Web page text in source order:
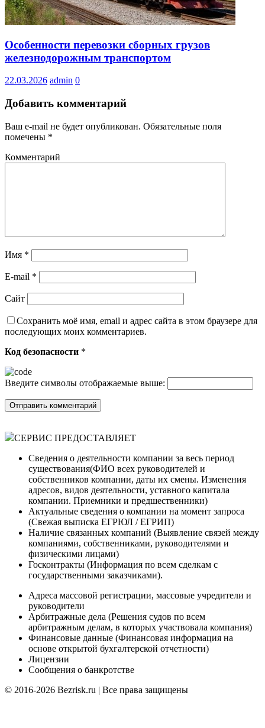
Особенности перевозки сборных грузов
железнодорожным транспортом
22.03.2026 admin 0
Добавить комментарий
Ваш e-mail не будет опубликован. Обязательные поля
помечены *
Комментарий
Имя *
E-mail *
Сайт
Сохранить моё имя, email и адрес сайта в этом браузере для
последующих моих комментариев.
Код безопасности *
Введите символы отображаемые выше:
СЕРВИС ПРЕДОСТАВЛЯЕТ
Сведения о деятельности компании за весь период
существования(ФИО всех руководителей и
собственников компании, даты их смены. Изменения
адресов, видов деятельности, уставного капитала
компании. Приемники и предшественники)
Актуальные сведения о компании на момент запроса
(Cвежая выписка ЕГРЮЛ / ЕГРИП)
Наличие связанных компаний (Выявление связей между
компаниями, собственниками, руководителями и
физическими лицами)
Госконтракты (Информация по всем сделкам с
государственными заказчиками).
Адреса массовой регистрации, массовые учредители и
руководители
Арбитражные дела (Решения судов по всем
арбитражным делам, в которых участвовала компания)
Финансовые данные (Финансовая информация на
основе открытой бухгалтерской отчетности)
Лицензии
Сообщения о банкротстве
© 2016-2026 Bezrisk.ru | Все права защищены